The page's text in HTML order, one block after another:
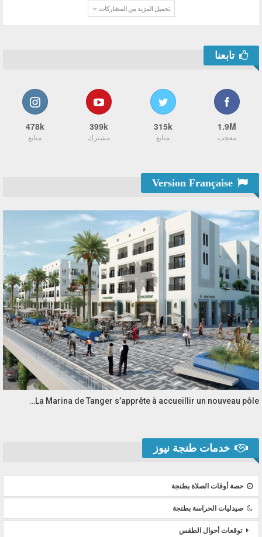
تحميل المزيد من المشاركات
تابعنا
1.9M
معجب
315k
متابع
399k
مشترك
478k
متابع
La Marina de Tanger s’apprête à accueillir un nouveau pôle…
خدمات طنجة نيوز
حصة أوقات الصلاة بطنجة
صيدليات الحراسة بطنجة
توقعات أحوال الطقس